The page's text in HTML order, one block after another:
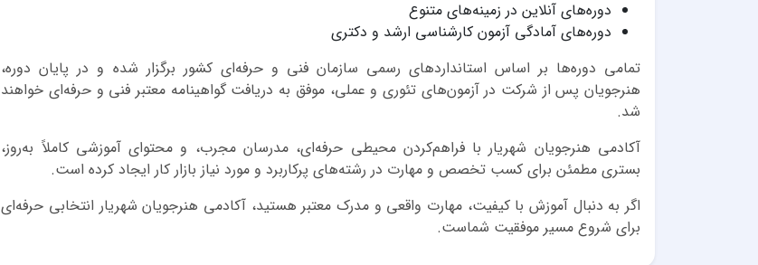
دوره‌های آنلاین در زمینه‌های متنوع
دوره‌های آمادگی آزمون کارشناسی ارشد و دکتری
تمامی دوره‌ها بر اساس استانداردهای رسمی سازمان فنی و حرفه‌ای کشور برگزار شده و در پایان دوره،
هنرجویان پس از شرکت در آزمون‌های تئوری و عملی، موفق به دریافت گواهینامه معتبر فنی و حرفه‌ای خواهند
شد.
آکادمی هنرجویان شهریار با فراهم‌کردن محیطی حرفه‌ای، مدرسان مجرب، و محتوای آموزشی کاملاً به‌روز،
بستری مطمئن برای کسب تخصص و مهارت در رشته‌های پرکاربرد و مورد نیاز بازار کار ایجاد کرده است.
اگر به دنبال آموزش با کیفیت، مهارت واقعی و مدرک معتبر هستید، آکادمی هنرجویان شهریار انتخابی حرفه‌ای
برای شروع مسیر موفقیت شماست.